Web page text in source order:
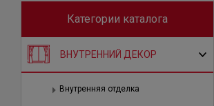
Категории каталога
ВНУТРЕННИЙ ДЕКОР
Внутренняя отделка